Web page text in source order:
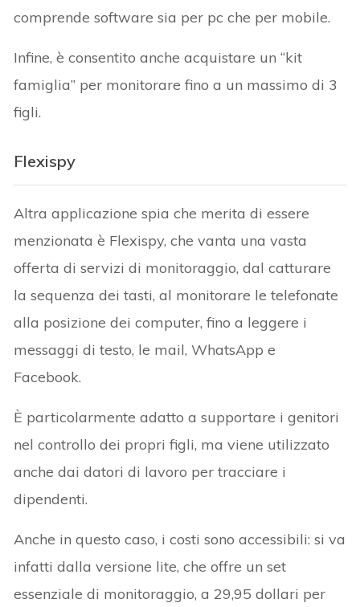
comprende software sia per pc che per mobile.
Infine, è consentito anche acquistare un “kit
famiglia” per monitorare fino a un massimo di 3
figli.
Flexispy
Altra applicazione spia che merita di essere
menzionata è Flexispy, che vanta una vasta
offerta di servizi di monitoraggio, dal catturare
la sequenza dei tasti, al monitorare le telefonate
alla posizione dei computer, fino a leggere i
messaggi di testo, le mail, WhatsApp e
Facebook.
È particolarmente adatto a supportare i genitori
nel controllo dei propri figli, ma viene utilizzato
anche dai datori di lavoro per tracciare i
dipendenti.
Anche in questo caso, i costi sono accessibili: si va
infatti dalla versione lite, che offre un set
essenziale di monitoraggio, a 29,95 dollari per